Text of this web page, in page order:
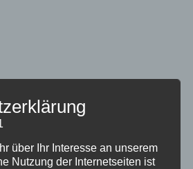
WM
über Ihr Interesse an unserem
Nutzung der Internetseiten ist